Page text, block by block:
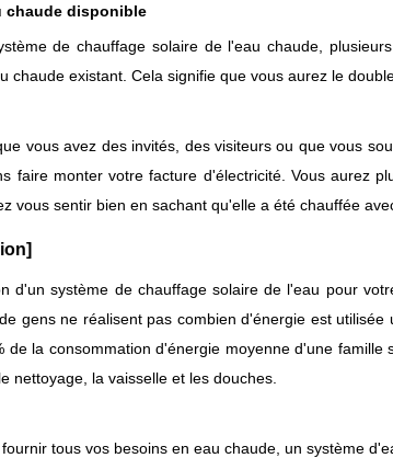
chaude disponible
de chauffage solaire de l'eau chaude,
chaude existant. Cela signifie que vous aurez le
vous avez des invités, des visiteurs ou que vous
faire monter votre facture d'électricité. Vous aurez
vous sentir bien en sachant qu'elle a été chauffée
d'un système de chauffage solaire de l'eau pour
gens ne réalisent pas combien d'énergie est
de la consommation d'énergie moyenne d'une
nettoyage, la vaisselle et les douches.
tous vos besoins en eau chaude, un système